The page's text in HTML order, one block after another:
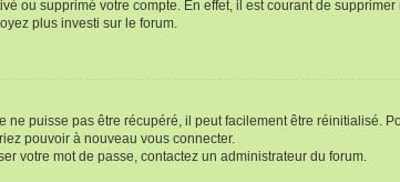
ou supprimé votre compte. En effet, il est courant de
plus investi sur le forum.
ne puisse pas être récupéré, il peut facilement être réinitialisé.
pouvoir à nouveau vous connecter.
votre mot de passe, contactez un administrateur du forum.